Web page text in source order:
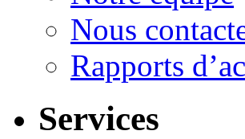
Nous
Rapports
Services